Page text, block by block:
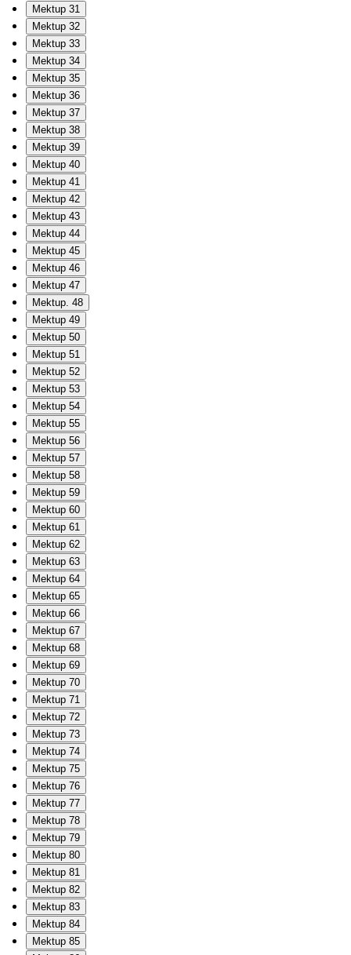
Mektup 31
Mektup 32
Mektup 33
Mektup 34
Mektup 35
Mektup 36
Mektup 37
Mektup 38
Mektup 39
Mektup 40
Mektup 41
Mektup 42
Mektup 43
Mektup 44
Mektup 45
Mektup 46
Mektup 47
Mektup. 48
Mektup 49
Mektup 50
Mektup 51
Mektup 52
Mektup 53
Mektup 54
Mektup 55
Mektup 56
Mektup 57
Mektup 58
Mektup 59
Mektup 60
Mektup 61
Mektup 62
Mektup 63
Mektup 64
Mektup 65
Mektup 66
Mektup 67
Mektup 68
Mektup 69
Mektup 70
Mektup 71
Mektup 72
Mektup 73
Mektup 74
Mektup 75
Mektup 76
Mektup 77
Mektup 78
Mektup 79
Mektup 80
Mektup 81
Mektup 82
Mektup 83
Mektup 84
Mektup 85